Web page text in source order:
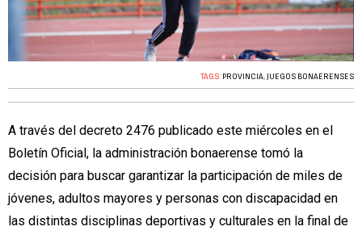
TAGS: PROVINCIA,JUEGOS BONAERENSES
A través del decreto 2476 publicado este miércoles en el
Boletín Oficial, la administración bonaerense tomó la
decisión para buscar garantizar la participación de miles de
jóvenes, adultos mayores y personas con discapacidad en
las distintas disciplinas deportivas y culturales en la final de